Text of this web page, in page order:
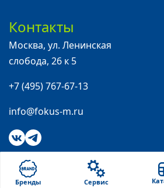
Контакты
Москва, ул. Ленинская
слобода, 26 к 5
+7 (495) 767-67-13
info@fokus-m.ru
Бренды Сервис